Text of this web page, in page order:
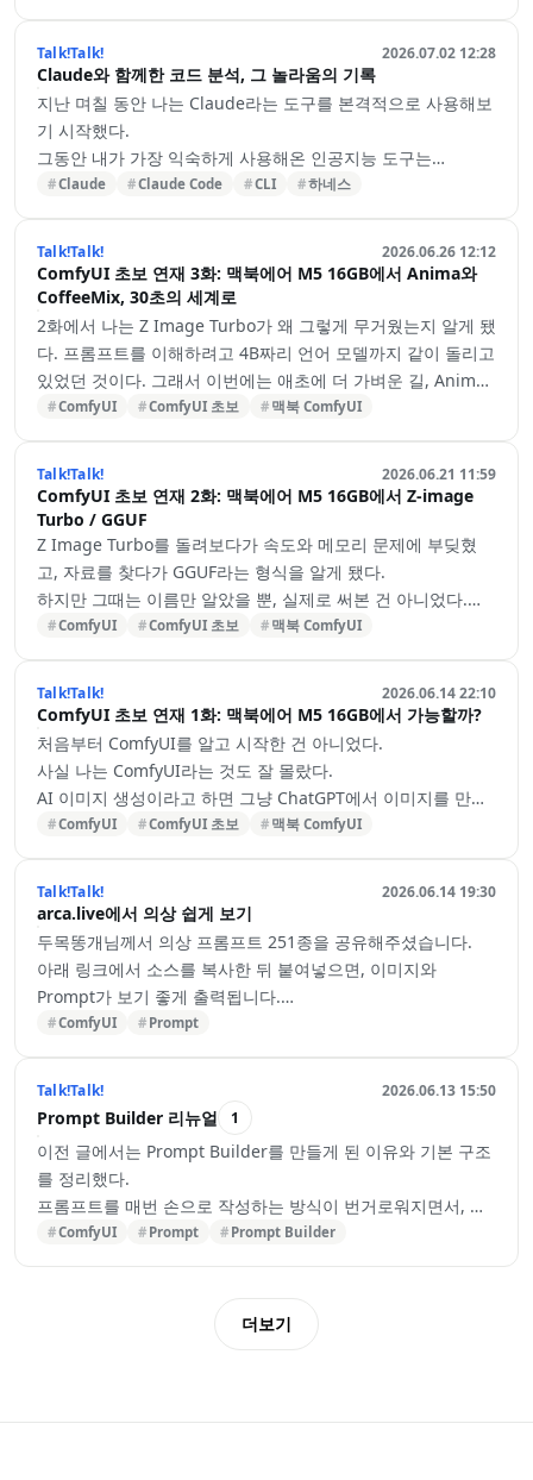
답답함이었다.
맥에서는 “된다.” 하지만…
맥북에어에서 ComfyUI가 아예 실행되지 않는 것은 아니었다.
GGUF도 돌아갔고, Anima도 정상적으로 사용할 수 있었다. 분
명히 “가능”은 했다.
문제는 그다음이었다.
조금만 무거운 작업을 시도하면 금세 속도가 느려졌고, 여러 장
“되긴 되는데, 쾌적하지는 않다.”
이 느낌이 좀처럼 사라지지 않았다.
한두 장 정도 가볍게 생성할 때는 괜찮았다…
Talk!Talk! 2026.07.02 12:28
Claude와 함께한 코드 분석, 그 놀라움의 기록
지난 며칠 동안 나는 Claude라는 도구를 본격적으로 사용해보
기 시작했다.
그동안 내가 가장 익숙하게 사용해온 인공지능 도구는
ChatGPT였다. 궁금한 것이 생기거나 작업 중 막히는 부분이
있을 때면 자연스럽게 창을 열어 질문했고, 대부분은 그것만으
로도 충분하다고 생각했다.
프로그램을 작성하는 작업 환경에서도 몇 가지 보조 도구를 사
용해본 적이 있다. 코드를 자동으로 완성해주거나, 작성 중인
내용을 바탕으로 다음 코드를 제안해주는 기능들이었다. 처음
에는 기대가 컸지만, 실제로 사용해보니 내 작업 방식과는 잘
맞지 않았다.
내가 원하는 방향을 정확히 이해하지 못하거나, 현재 열어놓은
Claude Claude Code CLI 하네스
Talk!Talk! 2026.06.26 12:12
ComfyUI 초보 연재 3화: 맥북에어 M5 16GB에서 Anima와
CoffeeMix, 30초의 세계로
2화에서 나는 Z Image Turbo가 왜 그렇게 무거웠는지 알게 됐
다. 프롬프트를 이해하려고 4B짜리 언어 모델까지 같이 돌리고
있었던 것이다. 그래서 이번에는 애초에 더 가벼운 길, Anima
로 가보기로 했다.
Anima를 처음 돌렸을 때의 느낌
· Anima는 애니 스타일에 특화된 모델이고, 크기도 Z Image
Turbo보다 작다.
· 텍스트 인코더도 훨씬 작은 언어 모델을 쓴다고 했다.
· 그래서 기대 반 걱정 반으로 생성 버튼을 눌렀다.
결과는 놀라웠다.
· 이미지 한 장이 30초 내외로 나왔다.
· 2화에서 GGUF로 2~3분을 기다리던 것과 비교하면 완전히 다
른 세계였다.
· "아, 이 정도면 이것저것 시도해볼 수 있겠다"는 생각이 처음
으로 들었다.
물론 Z Image Turbo와는 느낌이…
ComfyUI ComfyUI 초보 맥북 ComfyUI
Talk!Talk! 2026.06.21 11:59
ComfyUI 초보 연재 2화: 맥북에어 M5 16GB에서 Z-image
Turbo / GGUF
Z Image Turbo를 돌려보다가 속도와 메모리 문제에 부딪혔
고, 자료를 찾다가 GGUF라는 형식을 알게 됐다.
하지만 그때는 이름만 알았을 뿐, 실제로 써본 건 아니었다.
그래서 GGUF를 받아서 돌려보기로 했다.
“이름은 알겠는데, 그래서 이걸 쓰면 내 맥북에서 정말 나아지
나?” GGUF가 대체 뭘까?
· 처음에는 GGUF가 무슨 대단한 기술인 줄 알았다.
· 찾아보니 생각보다 개념은 단순했다.
· GGUF는 모델을 더 가볍게 압축한 형식이라고 이해하면…
ComfyUI ComfyUI 초보 맥북 ComfyUI
Talk!Talk! 2026.06.14 22:10
ComfyUI 초보 연재 1화: 맥북에어 M5 16GB에서 가능할까?
처음부터 ComfyUI를 알고 시작한 건 아니었다.
사실 나는 ComfyUI라는 것도 잘 몰랐다.
AI 이미지 생성이라고 하면 그냥 ChatGPT에서 이미지를 만들
거나, 사람들이 말하는 나노바나나 같은 것 정도만 알고 있었
다.
“이걸 꼭 유료 서비스에서만 해야 하나?”
“내 컴퓨터에서 직접 돌리는 방법은 없을까?”
“로컬에서 AI 이미지를 만들 수 있나?”
그래서 자료를 찾아보기 시작했다.
처음에는 ComfyUI를 찾으려고 검색한 것도 아니었다.
그냥 AI 이미지 생성, 로컬 이미지 생성, 맥북 AI 이미지 생성
들이었다.
그중에서도 ComfyUI라는 이름이 자주 보였다.
처음에는 이름만 봐서는 뭔지도…
ComfyUI ComfyUI 초보 맥북 ComfyUI
Talk!Talk! 2026.06.14 19:30
arca.live에서 의상 쉽게 보기
두목똥개님께서 의상 프롬프트 251종을 공유해주셨습니다.
아래 링크에서 소스를 복사한 뒤 붙여넣으면, 이미지와
Prompt가 보기 좋게 출력됩니다.
원문 링크 : https://arca.live/b/aiart/173639875
좋은 자료를 공유해주신 두목똥개님께 감사드립니다.
📎 outfit.zip (4.4KB)
ComfyUI Prompt
Talk!Talk! 2026.06.13 15:50
Prompt Builder 리뉴얼 1
이전 글에서는 Prompt Builder를 만들게 된 이유와 기본 구조
를 정리했다.
프롬프트를 매번 손으로 작성하는 방식이 번거로워지면서, 자
주 사용하는 프롬프트 요소를 저장하고 조합할 수 있는 도구가
필요했다. 그래서 프롬프트를 부품처럼 관리하고, 필요한 요소
Component 중심에서 Template 중심으로
ComfyUI Prompt Prompt Builder
더보기